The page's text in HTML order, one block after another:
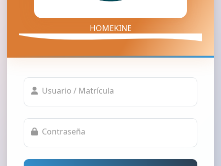
HOMEKINE
Usuario / Matrícula
Contraseña